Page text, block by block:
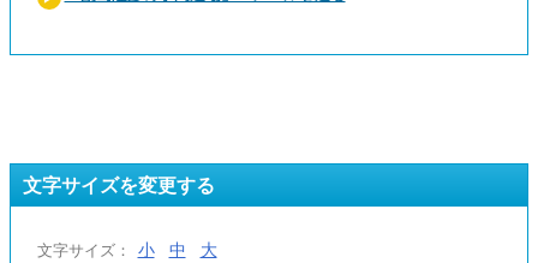
文字サイズを変更する
文字サイズ： 小 中 大